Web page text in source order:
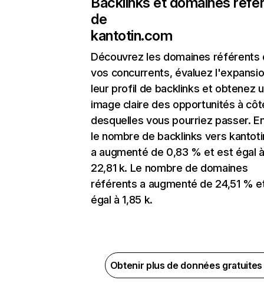
de
kantotin.com
Découvrez les domaines référents
vos concurrents, évaluez
leur profil de backlinks et obtenez
image claire des opportunités à
desquelles vous pourriez passer.
le nombre de backlinks vers
a augmenté de 0,83 % et est égal à
22,81 k. Le nombre de domaines
référents a augmenté de 24,51 %
égal à 1,85 k.
Obtenir plus de données